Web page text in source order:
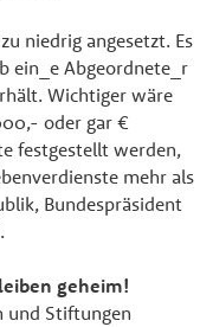
niedrig angesetzt. Es
ein_e Abgeordnete_r
Wichtiger wäre
oder gar €
festgestellt werden,
mehr als
Bundespräsident
geheim!
und Stiftungen